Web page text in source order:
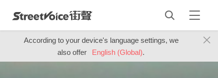
According to your device's language settings, we
also offer
English (Global).